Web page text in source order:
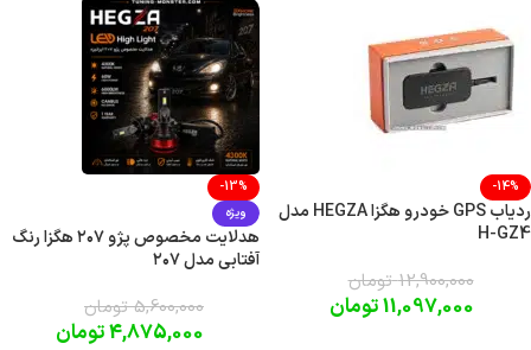
-14%
ردیاب GPS خودرو هگزا HEGZA مدل
H-GZ4
12,900,000 تومان
11,097,000تومان
-13%
ویژه
هدلایت مخصوص پژو ۲۰۷ هگزا رنگ
آفتابی مدل ۲۰۷
5,600,000 تومان
4,875,000تومان